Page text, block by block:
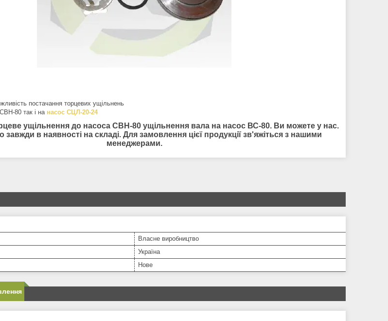
постачання торцевих ущільнень
80 так і на насос СЦЛ-20-24
ущільнення до насоса СВН-80 ущільнення вала на насос ВС-80. Ви можете у нас.
завжди в наявності на складі. Для замовлення цієї продукції зв'яжіться з нашими
менеджерами.
Власне виробництво
Україна
Нове